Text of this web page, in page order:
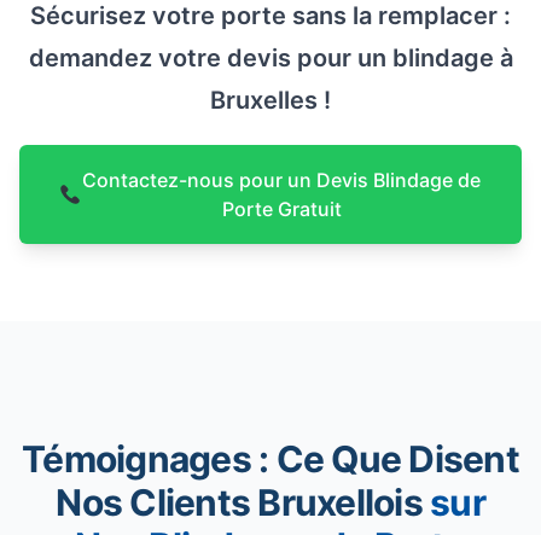
Sécurisez votre porte sans la remplacer :
demandez votre devis pour un blindage à
Bruxelles !
Contactez-nous pour un Devis Blindage de
Porte Gratuit
Témoignages : Ce Que Disent
Nos Clients Bruxelloissur